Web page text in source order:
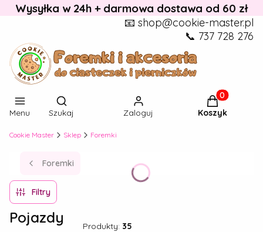
Wysyłka w 24h + darmowa dostawa od 60 zł
📧 shop@cookie-master.pl
📞 737 728 276
Menu
Otwórz wyszukiwarkę
Szukaj Zaloguj
Produkty w
Koszyk
Cookie Master Sklep Foremki
Foremki
Filtry
Pojazdy Produkty: 35